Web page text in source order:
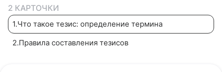
2 КАРТОЧКИ
1.Что такое тезис: определение термина
2.Правила составления тезисов